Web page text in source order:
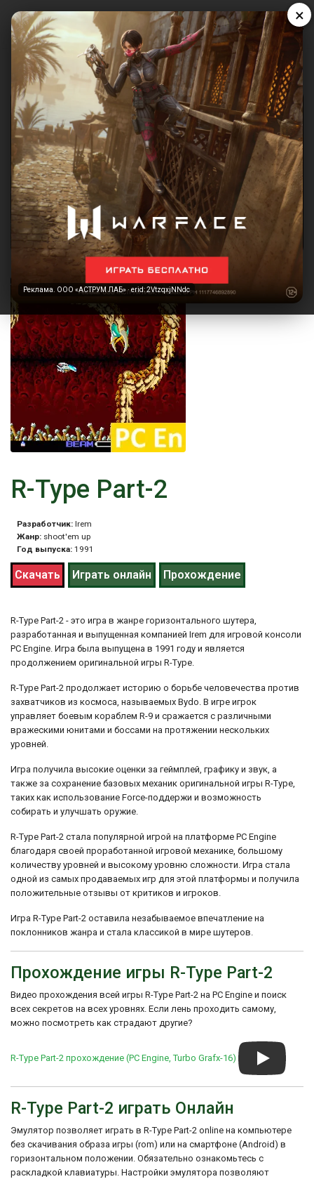
×
Реклама. ООО «АСТРУМ ЛАБ» · erid: 2VtzqxjNNdc
Реклама. ООО «АСТРУМ ЛАБ» · erid: 2VtzqxjNNdc
R-Type Part-2
Разработчик: Irem
Жанр: shoot'em up
Год выпуска: 1991
Скачать Играть онлайн Прохождение
R-Type Part-2 - это игра в жанре горизонтального шутера,
разработанная и выпущенная компанией Irem для игровой консоли
PC Engine. Игра была выпущена в 1991 году и является
продолжением оригинальной игры R-Type.
R-Type Part-2 продолжает историю о борьбе человечества против
захватчиков из космоса, называемых Bydo. В игре игрок
управляет боевым кораблем R-9 и сражается с различными
вражескими юнитами и боссами на протяжении нескольких
уровней.
Игра получила высокие оценки за геймплей, графику и звук, а
также за сохранение базовых механик оригинальной игры R-Type,
таких как использование Force-поддержи и возможность
собирать и улучшать оружие.
R-Type Part-2 стала популярной игрой на платформе PC Engine
благодаря своей проработанной игровой механике, большому
количеству уровней и высокому уровню сложности. Игра стала
одной из самых продаваемых игр для этой платформы и получила
положительные отзывы от критиков и игроков.
Игра R-Type Part-2 оставила незабываемое впечатление на
поклонников жанра и стала классикой в мире шутеров.
Прохождение игры R-Type Part-2
Видео прохождения всей игры R-Type Part-2 на PC Engine и поиск
всех секретов на всех уровнях. Если лень проходить самому,
можно посмотреть как страдают другие?
R-Type Part-2 прохождение (PC Engine, Turbo Grafx-16)
R-Type Part-2 играть Онлайн
Эмулятор позволяет играть в R-Type Part-2 online на компьютере
без скачивания образа игры (rom) или на смартфоне (Android) в
горизонтальном положении. Обязательно ознакомьтесь с
раскладкой клавиатуры. Настройки эмулятора позволяют